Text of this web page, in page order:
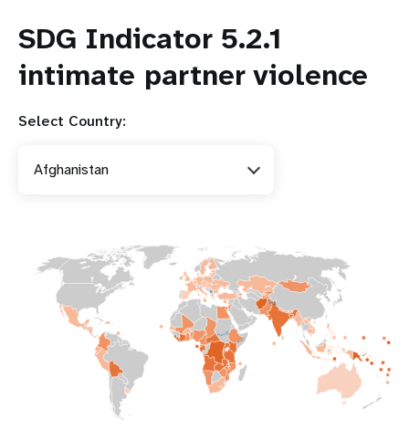
technologie
:
une
menace
SDG Indicator 5.2.1
intimate partner violence
Select Country:
Afghanistan